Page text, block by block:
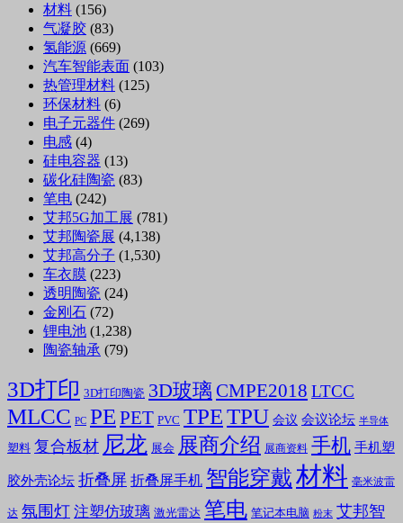
材料 (156)
气凝胶 (83)
氢能源 (669)
汽车智能表面 (103)
热管理材料 (125)
环保材料 (6)
电子元器件 (269)
电感 (4)
硅电容器 (13)
碳化硅陶瓷 (83)
笔电 (242)
艾邦5G加工展 (781)
艾邦陶瓷展 (4,138)
艾邦高分子 (1,530)
车衣膜 (223)
透明陶瓷 (24)
金刚石 (72)
锂电池 (1,238)
陶瓷轴承 (79)
3D打印 3D打印陶瓷 3D玻璃 CMPE2018 LTCC
MLCC PC PE PET PVC TPETPU 会议 会议论坛 半导体
塑料 复合板材 尼龙 展会 展商介绍 展商资料 手机 手机塑
胶外壳论坛 折叠屏 折叠屏手机 智能穿戴材料 毫米波雷
达 氛围灯 注塑仿玻璃 激光雷达 笔电 笔记本电脑 粉末 艾邦智